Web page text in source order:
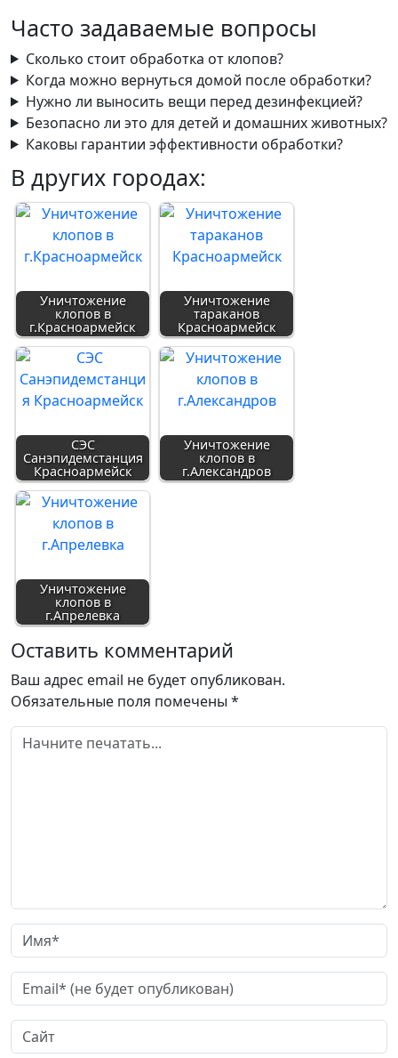
Часто задаваемые вопросы
Сколько стоит обработка от клопов?
Когда можно вернуться домой после обработки?
Нужно ли выносить вещи перед дезинфекцией?
Безопасно ли это для детей и домашних животных?
Каковы гарантии эффективности обработки?
В других городах:
Уничтожение
клопов в
г.Красноармейск
Уничтожение
тараканов
Красноармейск
СЭС
Санэпидемстанция
Красноармейск
Уничтожение
клопов в
г.Александров
Уничтожение
клопов в
г.Апрелевка
Оставить комментарий
Ваш адрес email не будет опубликован.
Обязательные поля помечены *